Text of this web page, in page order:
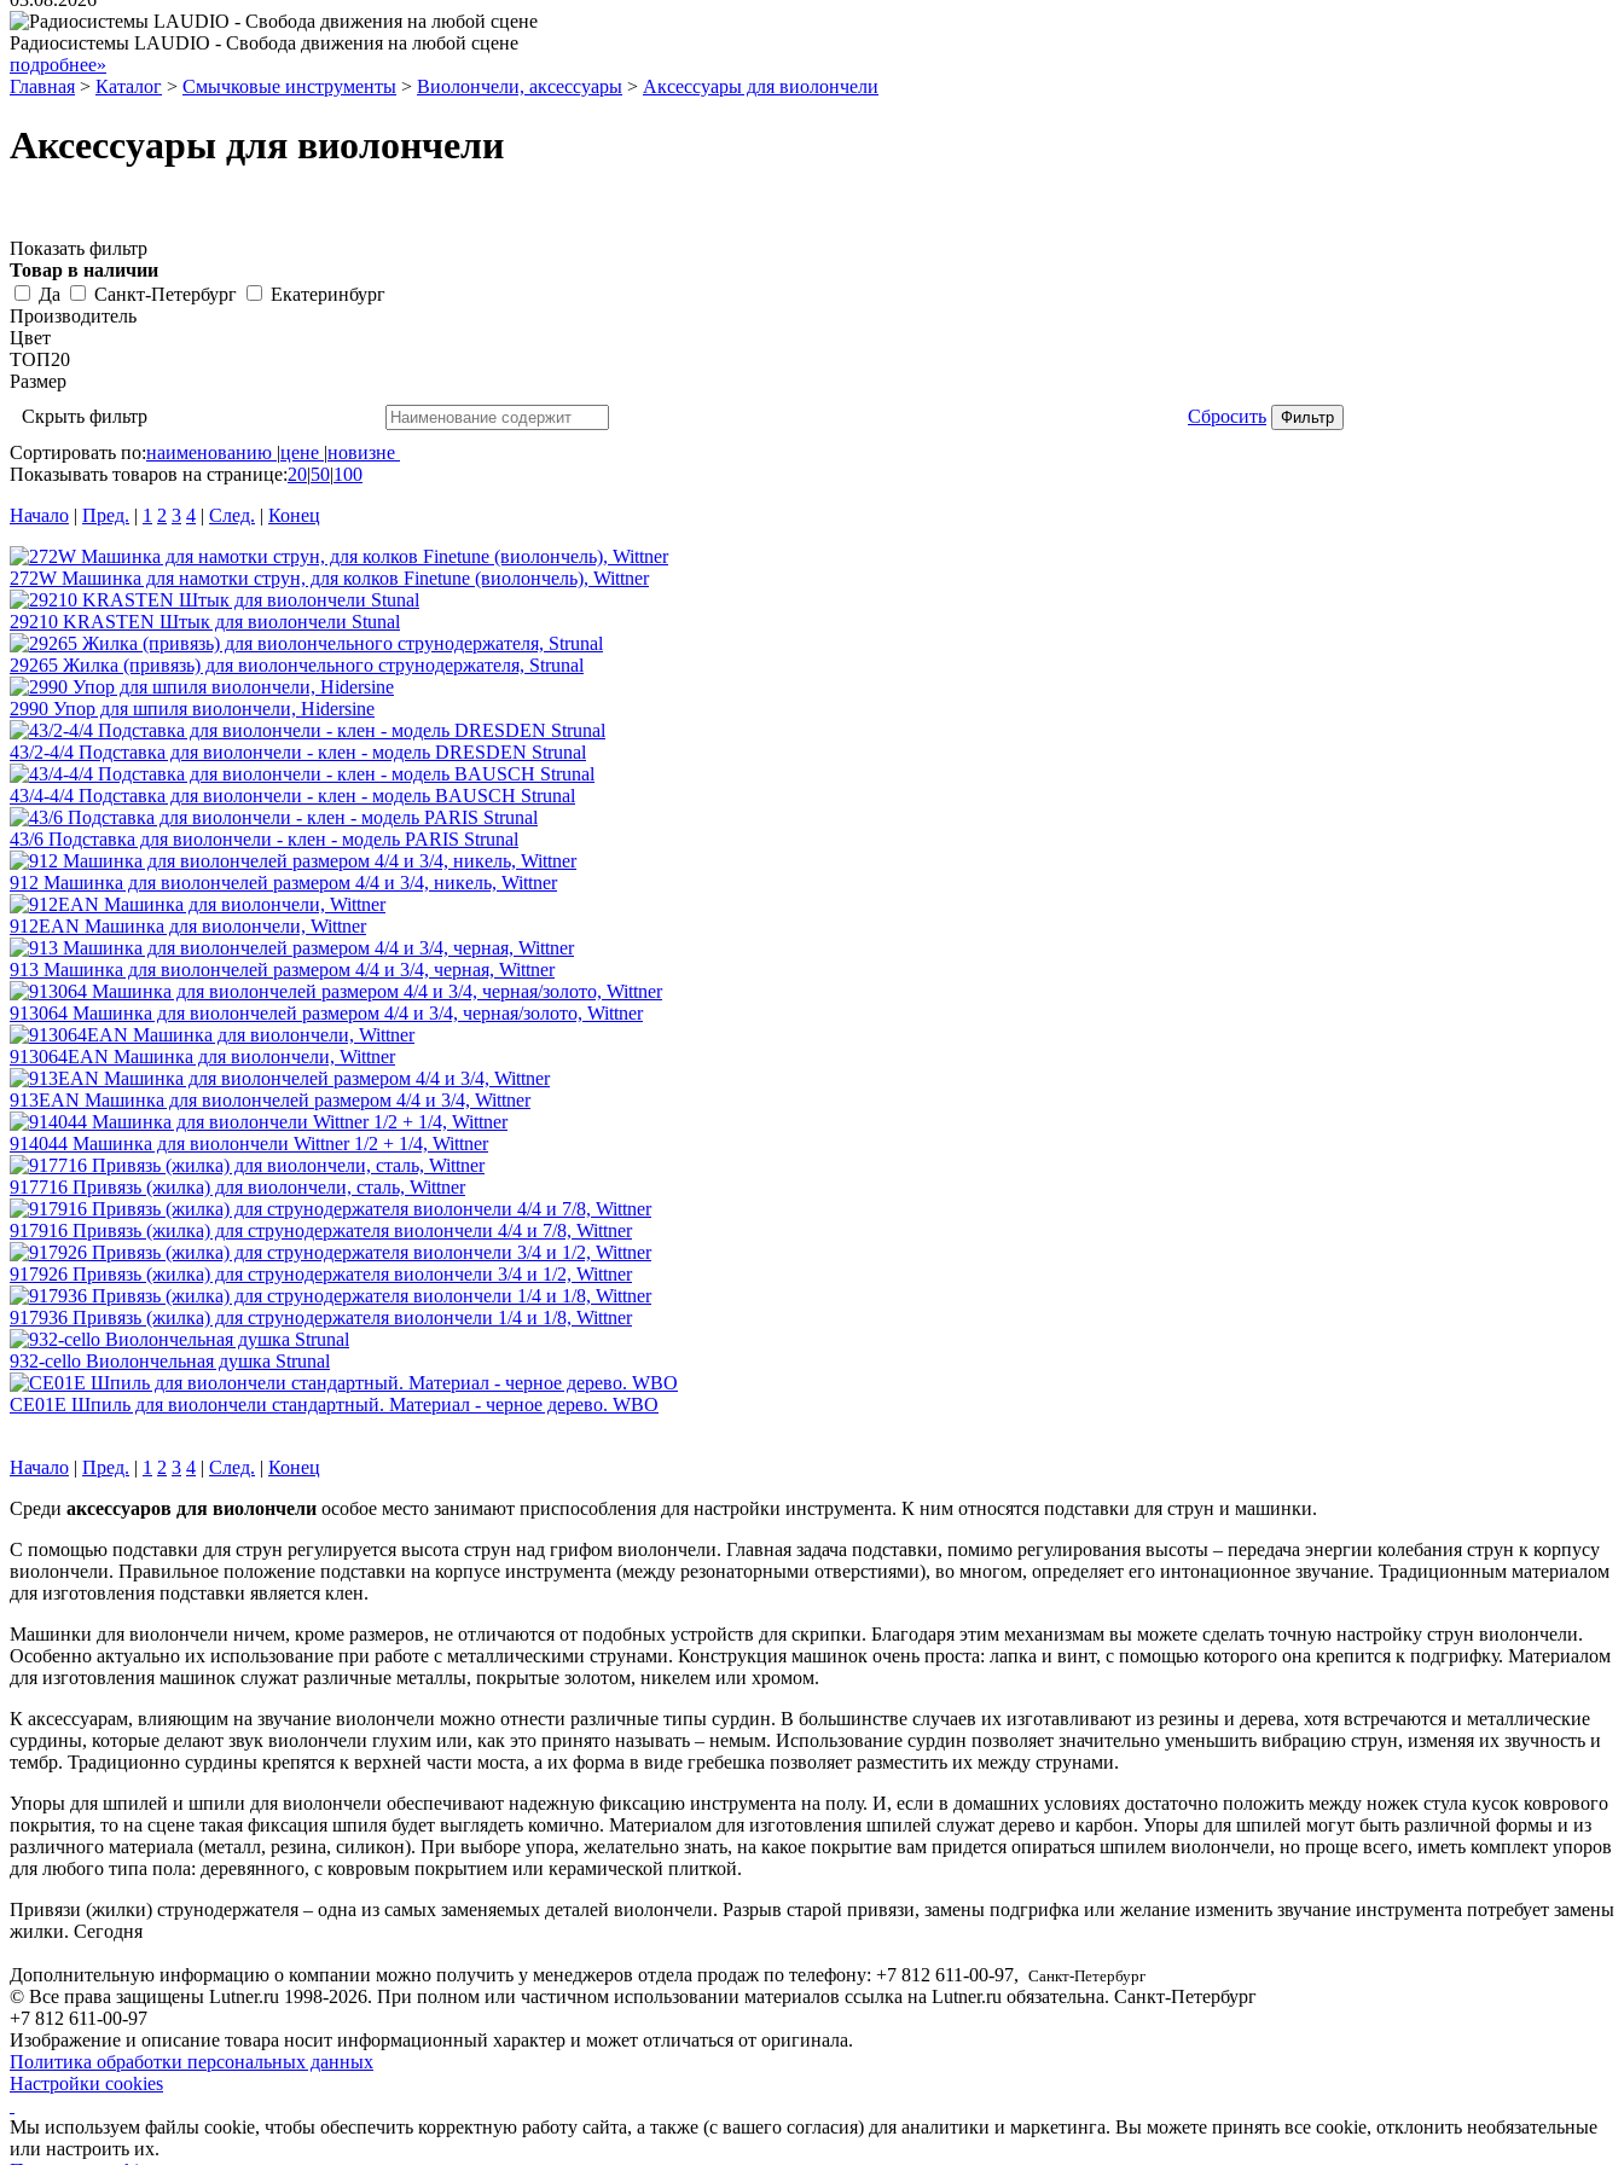
Радиосистемы LAUDIO - Свобода движения на любой сцене
подробнее»
Главная > Каталог > Смычковые инструменты > Виолончели, аксессуары > Аксессуары для виолончели
Аксессуары для виолончели
Показать фильтр
Товар в наличии
Да
Санкт-Петербург
Екатеринбург
Производитель
Цвет
ТОП20
Размер
Скрыть фильтр
Сбросить
Сортировать по:наименованию |цене |новизне
Показывать товаров на странице:20|50|100
Начало | Пред. | 1 2 3 4 | След. | Конец
272W Машинка для намотки струн, для колков Finetune (виолончель), Wittner
29210 KRASTEN Штык для виолончели Stunal
29265 Жилка (привязь) для виолончельного струнодержателя, Strunal
2990 Упор для шпиля виолончели, Hidersine
43/2-4/4 Подставка для виолончели - клен - модель DRESDEN Strunal
43/4-4/4 Подставка для виолончели - клен - модель BAUSCH Strunal
43/6 Подставка для виолончели - клен - модель PARIS Strunal
912 Машинка для виолончелей размером 4/4 и 3/4, никель, Wittner
912EAN Машинка для виолончели, Wittner
913 Машинка для виолончелей размером 4/4 и 3/4, черная, Wittner
913064 Машинка для виолончелей размером 4/4 и 3/4, черная/золото, Wittner
913064EAN Машинка для виолончели, Wittner
913EAN Машинка для виолончелей размером 4/4 и 3/4, Wittner
914044 Машинка для виолончели Wittner 1/2 + 1/4, Wittner
917716 Привязь (жилка) для виолончели, сталь, Wittner
917916 Привязь (жилка) для струнодержателя виолончели 4/4 и 7/8, Wittner
917926 Привязь (жилка) для струнодержателя виолончели 3/4 и 1/2, Wittner
917936 Привязь (жилка) для струнодержателя виолончели 1/4 и 1/8, Wittner
932-cello Виолончельная душка Strunal
CE01E Шпиль для виолончели стандартный. Материал - черное дерево. WBO
Начало | Пред. | 1 2 3 4 | След. | Конец
Среди аксессуаров для виолончели особое место занимают приспособления для настройки инструмента. К ним относятся подставки для струн и машинки.
С помощью подставки для струн регулируется высота струн над грифом виолончели. Главная задача подставки, помимо регулирования высоты – передача энергии колебания струн к корпусу
виолончели. Правильное положение подставки на корпусе инструмента (между резонаторными отверстиями), во многом, определяет его интонационное звучание. Традиционным материалом
для изготовления подставки является клен.
Машинки для виолончели ничем, кроме размеров, не отличаются от подобных устройств для скрипки. Благодаря этим механизмам вы можете сделать точную настройку струн виолончели.
Особенно актуально их использование при работе с металлическими струнами. Конструкция машинок очень проста: лапка и винт, с помощью которого она крепится к подгрифку. Материалом
для изготовления машинок служат различные металлы, покрытые золотом, никелем или хромом.
К аксессуарам, влияющим на звучание виолончели можно отнести различные типы сурдин. В большинстве случаев их изготавливают из резины и дерева, хотя встречаются и металлические
сурдины, которые делают звук виолончели глухим или, как это принято называть – немым. Использование сурдин позволяет значительно уменьшить вибрацию струн, изменяя их звучность и
тембр. Традиционно сурдины крепятся к верхней части моста, а их форма в виде гребешка позволяет разместить их между струнами.
Упоры для шпилей и шпили для виолончели обеспечивают надежную фиксацию инструмента на полу. И, если в домашних условиях достаточно положить между ножек стула кусок коврового
покрытия, то на сцене такая фиксация шпиля будет выглядеть комично. Материалом для изготовления шпилей служат дерево и карбон. Упоры для шпилей могут быть различной формы и из
различного материала (металл, резина, силикон). При выборе упора, желательно знать, на какое покрытие вам придется опираться шпилем виолончели, но проще всего, иметь комплект упоров
для любого типа пола: деревянного, с ковровым покрытием или керамической плиткой.
Привязи (жилки) струнодержателя – одна из самых заменяемых деталей виолончели. Разрыв старой привязи, замены подгрифка или желание изменить звучание инструмента потребует замены
жилки. Сегодня
Дополнительную информацию о компании можно получить у менеджеров отдела продаж по телефону: +7 812 611-00-97, Санкт-Петербург
© Все права защищены Lutner.ru 1998-2026. При полном или частичном использовании материалов ссылка на Lutner.ru обязательна. Санкт-Петербург
+7 812 611-00-97
Изображение и описание товара носит информационный характер и может отличаться от оригинала.
Политика обработки персональных данных
Настройки cookies
Мы используем файлы cookie, чтобы обеспечить корректную работу сайта, а также (с вашего согласия) для аналитики и маркетинга. Вы можете принять все cookie, отклонить необязательные
или настроить их.